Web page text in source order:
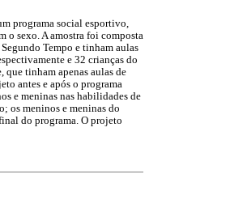
programa social esportivo,
o sexo. A amostra foi composta
Tempo e tinham aulas
e 32 crianças do
que tinham apenas aulas de
antes e após o programa
e meninas nas habilidades de
os meninos e meninas do
do programa. O projeto